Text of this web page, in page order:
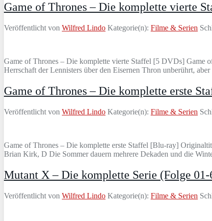
Game of Thrones – Die komplette vierte
Veröffentlicht von Wilfred Lindo Kategorie(n): Filme & Serien
Game of Thrones – Die komplette vierte Staffel [5 DVDs] Game
Herrschaft der Lennisters über den Eisernen Thron unberührt,
Game of Thrones – Die komplette erste
Veröffentlicht von Wilfred Lindo Kategorie(n): Filme & Serien
Game of Thrones – Die komplette erste Staffel [Blu-ray]
Brian Kirk, D Die Sommer dauern mehrere Dekaden und die
Mutant X – Die komplette Serie (Folge
Veröffentlicht von Wilfred Lindo Kategorie(n): Filme & Serien